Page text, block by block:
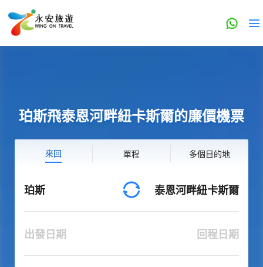
珀斯飛泰恩河畔紐卡斯爾的廉價機票
來回 單程 多個目的地
珀斯 泰恩河畔紐卡斯爾
出發日期 回程日期